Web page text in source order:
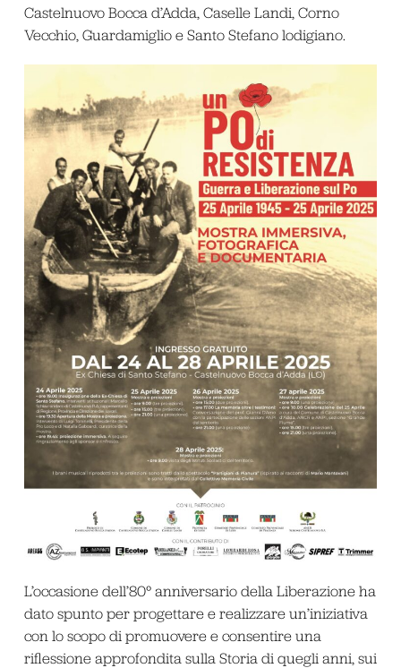
Castelnuovo Bocca d’Adda, Caselle Landi, Corno
Vecchio, Guardamiglio e Santo Stefano lodigiano.
L’occasione dell’80° anniversario della Liberazione ha
dato spunto per progettare e realizzare un’iniziativa
con lo scopo di promuovere e consentire una
riflessione approfondita sulla Storia di quegli anni, sui